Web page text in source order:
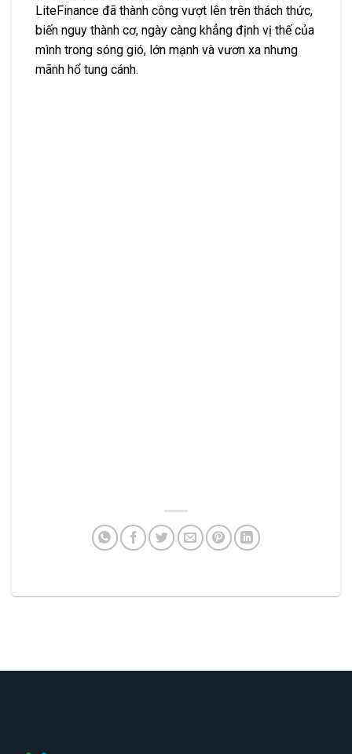
LiteFinance đã thành công vượt lên trên thách thức,
biến nguy thành cơ, ngày càng khẳng định vị thế của
mình trong sóng gió, lớn mạnh và vươn xa nhưng
mãnh hổ tung cánh.